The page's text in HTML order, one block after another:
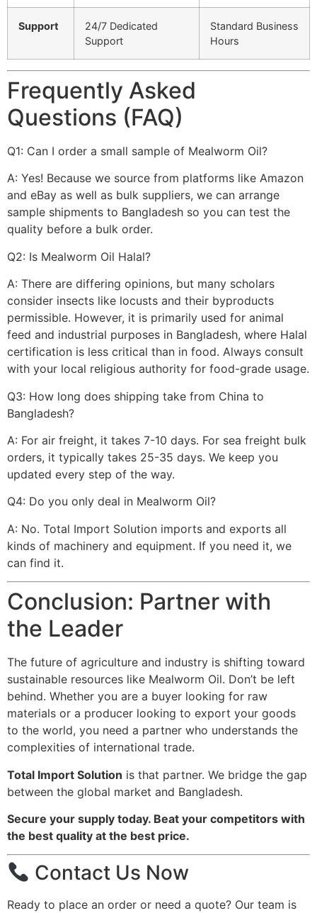
Support
24/7 Dedicated
Support
Standard Business
Hours
Frequently Asked
Questions (FAQ)
Q1: Can I order a small sample of Mealworm Oil?
A: Yes! Because we source from platforms like Amazon
and eBay as well as bulk suppliers, we can arrange
sample shipments to Bangladesh so you can test the
quality before a bulk order.
Q2: Is Mealworm Oil Halal?
A: There are differing opinions, but many scholars
consider insects like locusts and their byproducts
permissible. However, it is primarily used for animal
feed and industrial purposes in Bangladesh, where Halal
certification is less critical than in food. Always consult
with your local religious authority for food-grade usage.
Q3: How long does shipping take from China to
Bangladesh?
A: For air freight, it takes 7-10 days. For sea freight bulk
orders, it typically takes 25-35 days. We keep you
updated every step of the way.
Q4: Do you only deal in Mealworm Oil?
A: No. Total Import Solution imports and exports all
kinds of machinery and equipment. If you need it, we
can find it.
Conclusion: Partner with
the Leader
The future of agriculture and industry is shifting toward
sustainable resources like Mealworm Oil. Don’t be left
behind. Whether you are a buyer looking for raw
materials or a producer looking to export your goods
to the world, you need a partner who understands the
complexities of international trade.
Total Import Solution is that partner. We bridge the gap
between the global market and Bangladesh.
Secure your supply today. Beat your competitors with
the best quality at the best price.
Contact Us Now
Ready to place an order or need a quote? Our team is